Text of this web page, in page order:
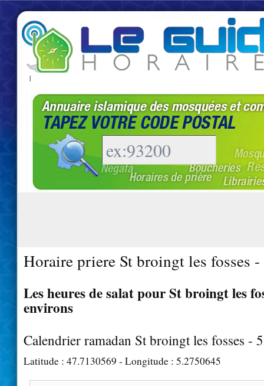
|
Horaire priere St broingt les fosses
Les heures de salat pour St broingt les
environs
Calendrier ramadan St broingt les fosses -
Latitude : 47.7130569 - Longitude : 5.2750645